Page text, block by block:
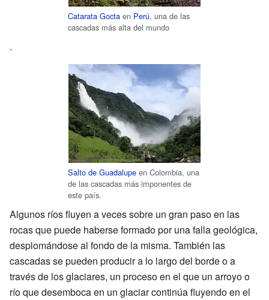
Catarata Gocta en Perú, una de las
cascadas más alta del mundo
.
Salto de Guadalupe en Colombia, una
de las cascadas más imponentes de
este país.
Algunos ríos fluyen a veces sobre un gran paso en las
rocas que puede haberse formado por una falla geológica,
desplomándose al fondo de la misma. También las
cascadas se pueden producir a lo largo del borde o a
través de los glaciares, un proceso en el que un arroyo o
río que desemboca en un glaciar continúa fluyendo en el